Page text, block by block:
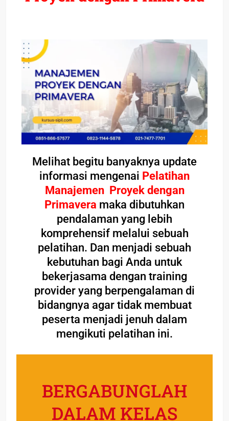
Melihat begitu banyaknya update
informasi mengenai Pelatihan
Manajemen Proyek dengan
Primavera maka dibutuhkan
pendalaman yang lebih
komprehensif melalui sebuah
pelatihan. Dan menjadi sebuah
kebutuhan bagi Anda untuk
bekerjasama dengan training
provider yang berpengalaman di
bidangnya agar tidak membuat
peserta menjadi jenuh dalam
mengikuti pelatihan ini.
BERGABUNGLAH
DALAM KELAS